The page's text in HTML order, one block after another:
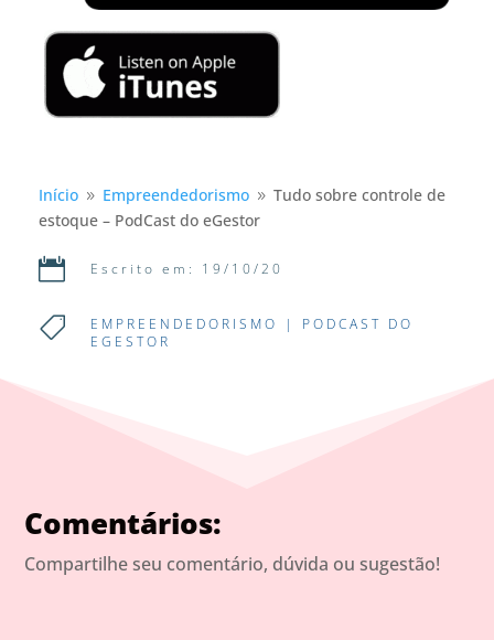
Início 9 Empreendedorismo 9 Tudo sobre controle de
estoque – PodCast do eGestor
 Escrito em: 19/10/20
 EMPREENDEDORISMO | PODCAST DO
EGESTOR
Comentários:
Compartilhe seu comentário, dúvida ou sugestão!